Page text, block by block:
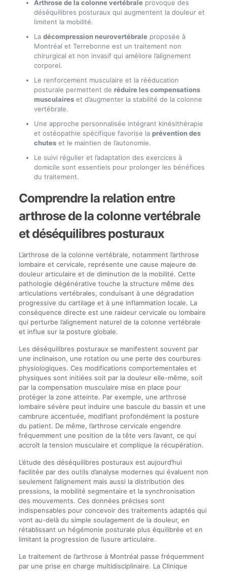
Arthrose de la colonne vertébraleprovoque des
déséquilibres posturaux qui augmentent la douleur et
limitent la mobilité.
La décompression neurovertébraleproposée à
Montréal et Terrebonne est un traitement non
chirurgical et non invasif qui améliore l’alignement
corporel.
Le renforcement musculaire et la rééducation
posturale permettent de réduire les compensations
musculaireset d’augmenter la stabilité de la colonne
vertébrale.
Une approche personnalisée intégrant kinésithérapie
et ostéopathie spécifique favorise la prévention des
chuteset le maintien de l’autonomie.
Le suivi régulier et l’adaptation des exercices à
domicile sont essentiels pour prolonger les bénéfices
du traitement.
Comprendre la relation entre
arthrose de la colonne vertébrale
et déséquilibres posturaux
L’arthrose de la colonne vertébrale, notamment l’arthrose
lombaire et cervicale, représente une cause majeure de
douleur articulaire et de diminution de la mobilité. Cette
pathologie dégénérative touche la structure même des
articulations vertébrales, conduisant à une dégradation
progressive du cartilage et à une inflammation locale. La
conséquence directe est une raideur cervicale ou lombaire
qui perturbe l’alignement naturel de la colonne vertébrale
et influe sur la posture globale.
Les déséquilibres posturaux se manifestent souvent par
une inclinaison, une rotation ou une perte des courbures
physiologiques. Ces modifications comportementales et
physiques sont initiées soit par la douleur elle-même, soit
par la compensation musculaire mise en place pour
protéger la zone atteinte. Par exemple, une arthrose
lombaire sévère peut induire une bascule du bassin et une
cambrure accentuée, modifiant profondément la posture
du patient. De même, l’arthrose cervicale engendre
fréquemment une position de la tête vers l’avant, ce qui
accroît la tension musculaire et complique la récupération.
L’étude des déséquilibres posturaux est aujourd’hui
facilitée par des outils d’analyse modernes qui évaluent non
seulement l’alignement mais aussi la distribution des
pressions, la mobilité segmentaire et la synchronisation
des mouvements. Ces données précises sont
indispensables pour concevoir des traitements adaptés qui
vont au-delà du simple soulagement de la douleur, en
rétablissant un hégémonie posturale plus équilibrée et en
limitant la progression de l’usure articulaire.
Le traitement de l’arthrose à Montréal passe fréquemment
par une prise en charge multidisciplinaire. La Clinique